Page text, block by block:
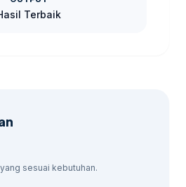
Jasa
adalah beberapa
jasa kami:
Terbaik
sesuai kebutuhan.